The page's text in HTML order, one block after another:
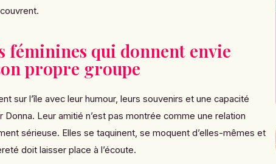
féminines qui donnent envie
propre groupe
sur l’île avec leur humour, leurs souvenirs et une capacité
Donna. Leur amitié n’est pas montrée comme une relation
sérieuse. Elles se taquinent, se moquent d’elles-mêmes et
doit laisser place à l’écoute.